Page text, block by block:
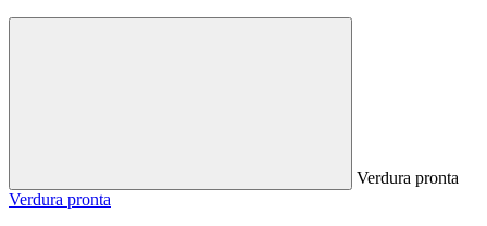
Verdura pronta
Verdura pronta